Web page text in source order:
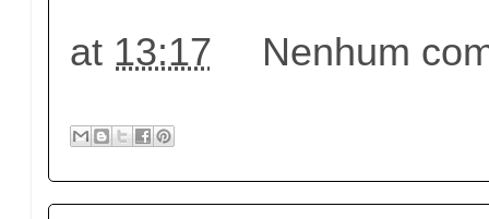
at 13:17 Nenhum